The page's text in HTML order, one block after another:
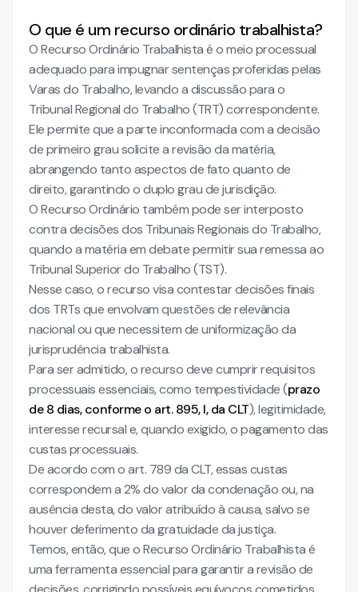
O que é um recurso ordinário trabalhista?
O Recurso Ordinário Trabalhista é o meio processual
adequado para impugnar sentenças proferidas pelas
Varas do Trabalho, levando a discussão para o
Tribunal Regional do Trabalho (TRT) correspondente.
Ele permite que a parte inconformada com a decisão
de primeiro grau solicite a revisão da matéria,
abrangendo tanto aspectos de fato quanto de
direito, garantindo o duplo grau de jurisdição.
O Recurso Ordinário também pode ser interposto
contra decisões dos Tribunais Regionais do Trabalho,
quando a matéria em debate permitir sua remessa ao
Tribunal Superior do Trabalho (TST).
Nesse caso, o recurso visa contestar decisões finais
dos TRTs que envolvam questões de relevância
nacional ou que necessitem de uniformização da
jurisprudência trabalhista.
Para ser admitido, o recurso deve cumprir requisitos
processuais essenciais, como tempestividade (prazo
de 8 dias, conforme o art. 895, I, da CLT), legitimidade,
interesse recursal e, quando exigido, o pagamento das
custas processuais.
De acordo com o art. 789 da CLT, essas custas
correspondem a 2% do valor da condenação ou, na
ausência desta, do valor atribuído à causa, salvo se
houver deferimento da gratuidade da justiça.
Temos, então, que o Recurso Ordinário Trabalhista é
uma ferramenta essencial para garantir a revisão de